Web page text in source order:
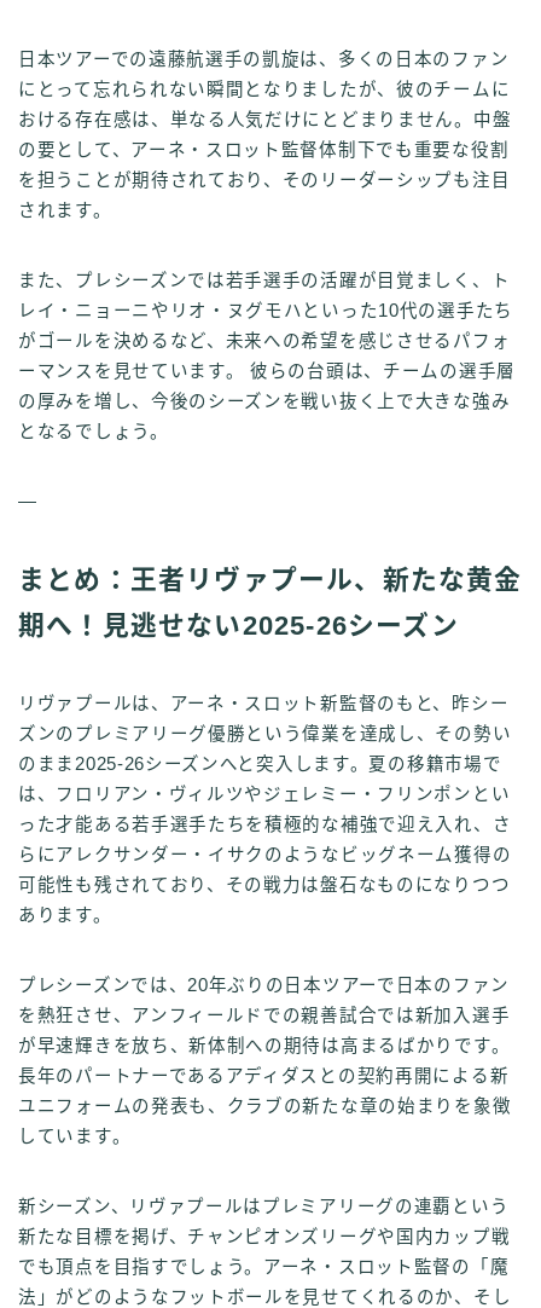
日本ツアーでの遠藤航選手の凱旋は、多くの日本のファン
にとって忘れられない瞬間となりましたが、彼のチームに
おける存在感は、単なる人気だけにとどまりません。中盤
の要として、アーネ・スロット監督体制下でも重要な役割
を担うことが期待されており、そのリーダーシップも注目
されます。
また、プレシーズンでは若手選手の活躍が目覚ましく、ト
レイ・ニョーニやリオ・ヌグモハといった10代の選手たち
がゴールを決めるなど、未来への希望を感じさせるパフォ
ーマンスを見せています。 彼らの台頭は、チームの選手層
の厚みを増し、今後のシーズンを戦い抜く上で大きな強み
となるでしょう。
—
まとめ：王者リヴァプール、新たな黄金
期へ！見逃せない2025-26シーズン
リヴァプールは、アーネ・スロット新監督のもと、昨シー
ズンのプレミアリーグ優勝という偉業を達成し、その勢い
のまま2025-26シーズンへと突入します。夏の移籍市場で
は、フロリアン・ヴィルツやジェレミー・フリンポンとい
った才能ある若手選手たちを積極的な補強で迎え入れ、さ
らにアレクサンダー・イサクのようなビッグネーム獲得の
可能性も残されており、その戦力は盤石なものになりつつ
あります。
プレシーズンでは、20年ぶりの日本ツアーで日本のファン
を熱狂させ、アンフィールドでの親善試合では新加入選手
が早速輝きを放ち、新体制への期待は高まるばかりです。
長年のパートナーであるアディダスとの契約再開による新
ユニフォームの発表も、クラブの新たな章の始まりを象徴
しています。
新シーズン、リヴァプールはプレミアリーグの連覇という
新たな目標を掲げ、チャンピオンズリーグや国内カップ戦
でも頂点を目指すでしょう。アーネ・スロット監督の「魔
法」がどのようなフットボールを見せてくれるのか、そし